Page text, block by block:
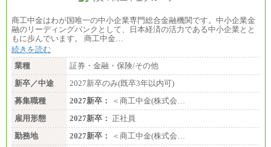
商工中金はわが国唯一の中小企業専門総合金融機関です。中小企業金
融のリーディングバンクとして、日本経済の活力である中小企業とと
もに歩んでいます。 商工中金…
続きを読む
業種
証券・金融・保険/その他
新卒／中途
2027新卒のみ(既卒3年以内可)
募集職種
2027新卒：
＜商工中金(株式会…
雇用形態
2027新卒： 正社員
勤務地
2027新卒：
＜商工中金(株式会…